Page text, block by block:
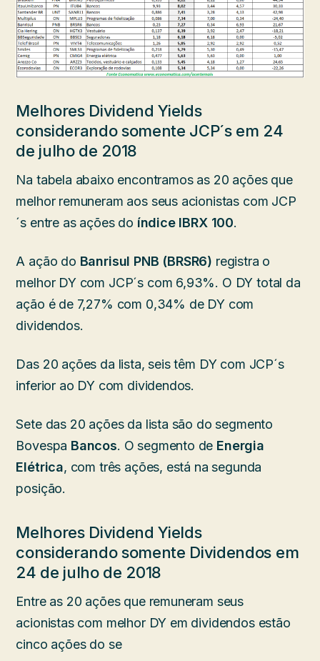
Melhores Dividend Yields
considerando somente JCP´s em 24
de julho de 2018
Na tabela abaixo encontramos as 20 ações que
melhor remuneram aos seus acionistas com JCP
´s entre as ações do índice IBRX 100.
A ação do Banrisul PNB (BRSR6) registra o
melhor DY com JCP´s com 6,93%. O DY total da
ação é de 7,27% com 0,34% de DY com
dividendos.
Das 20 ações da lista, seis têm DY com JCP´s
inferior ao DY com dividendos.
Sete das 20 ações da lista são do segmento
Bovespa Bancos. O segmento de Energia
Elétrica, com três ações, está na segunda
posição.
Melhores Dividend Yields
considerando somente Dividendos em
24 de julho de 2018
Entre as 20 ações que remuneram seus
acionistas com melhor DY em dividendos estão
cinco ações do se